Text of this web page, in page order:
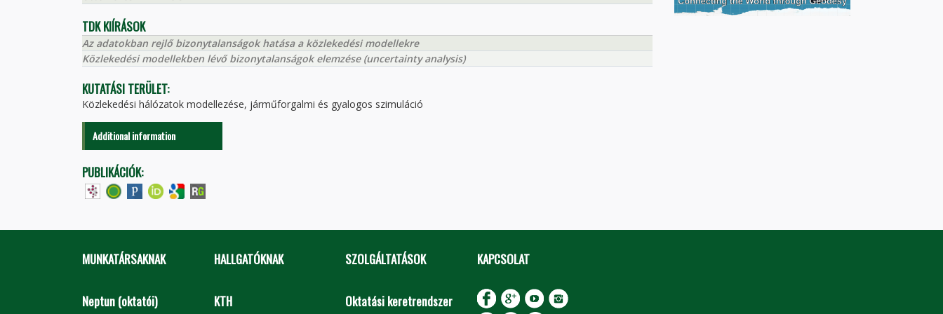
TDK KIÍRÁSOK
Az adatokban rejlő bizonytalanságok hatása a közlekedési modellekre
Közlekedési modellekben lévő bizonytalanságok elemzése (uncertainty analysis)
KUTATÁSI TERÜLET:
Közlekedési hálózatok modellezése, járműforgalmi és gyalogos szimuláció
Additional information
PUBLIKÁCIÓK:
MUNKATÁRSAKNAK
Neptun (oktatói)
HALLGATÓKNAK
KTH
SZOLGÁLTATÁSOK
Oktatási keretrendszer
KAPCSOLAT